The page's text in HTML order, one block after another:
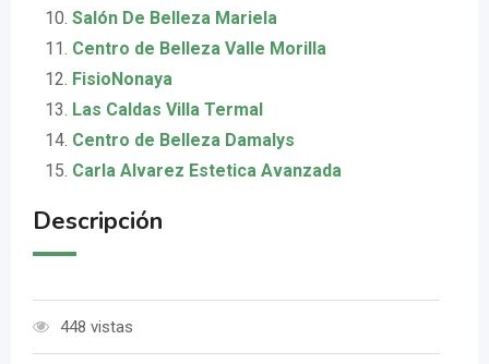
Salón De Belleza Mariela
Centro de Belleza Valle Morilla
FisioNonaya
Las Caldas Villa Termal
Centro de Belleza Damalys
Carla Alvarez Estetica Avanzada
Descripción
448 vistas